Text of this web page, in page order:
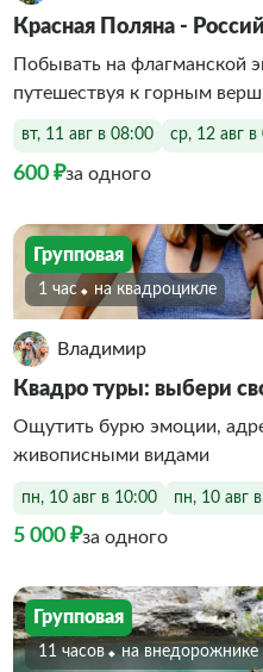
Красная Поляна -
Побывать на флагманской
путешествуя к горным
вт, 11 авг в 08:00 ср, 12 авг в
600 ₽за одного
Групповая
1 час На квадроцикле
Владимир
Квадро туры: выбери
Ощутить бурю эмоции,
живописными видами
пн, 10 авг в 10:00 пн, 10 авг
5 000 ₽за одного
Групповая
11 часов На внедорожнике